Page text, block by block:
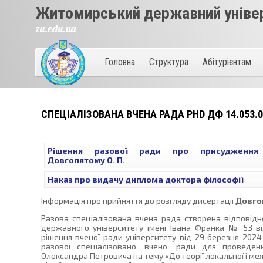
Житомирський державний
zu.edu.ua
Головна Структура Абітурієнтам
СПЕЦІАЛІЗОВАНА ВЧЕНА РАДА PHD ДФ
Рішення разової ради про присудження
Довгопятому О. П.
Наказ про видачу диплома доктора філософії
Інформація про прийняття до розгляду дисертації
Разова спеціалізована вчена рада створена
державного університету імені Івана Франка № 53
рішення вченої ради університету від 29 березня
разової спеціалізованої вченої ради для
Олександра Петровича на тему «До теорії локальної і